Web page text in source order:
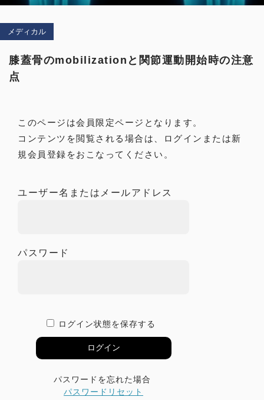
© 2021 NEXUS All Rights Reserved.
メディカル
膝蓋骨のmobilizationと関節運動開始時の注意
点
このページは会員限定ページとなります。
コンテンツを閲覧される場合は、ログインまたは新
規会員登録をおこなってください。
ユーザー名またはメールアドレス
パスワード
ログイン状態を保存する
パスワードを忘れた場合
パスワードリセット